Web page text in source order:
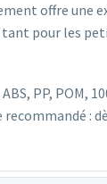
offre une
pour les
PP, POM,
recommandé :